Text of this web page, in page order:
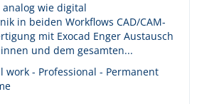
wie digital
in beiden Workflows CAD/CAM-
mit Exocad Enger Austausch
und dem gesamten...
work - Professional - Permanent